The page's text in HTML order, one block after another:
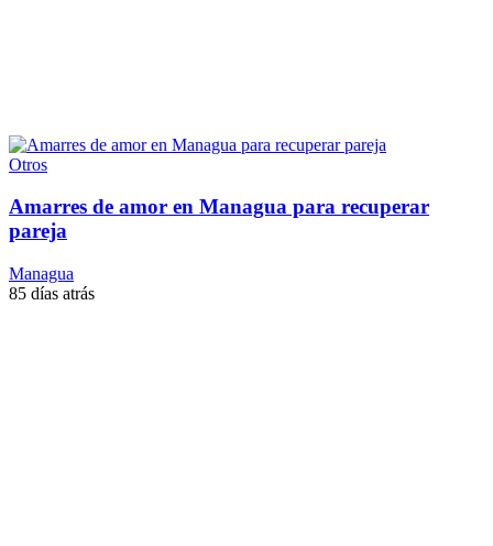
Otros
Amarres de amor en Managua para recuperar
pareja
Managua
85 días atrás